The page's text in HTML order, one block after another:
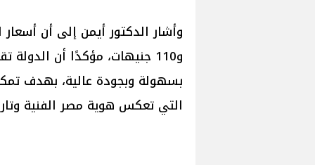
و110 جنيهات، مؤكدًا أن
بسهولة وبجودة عالية، بهدف
التي تعكس هوية مصر الفنية